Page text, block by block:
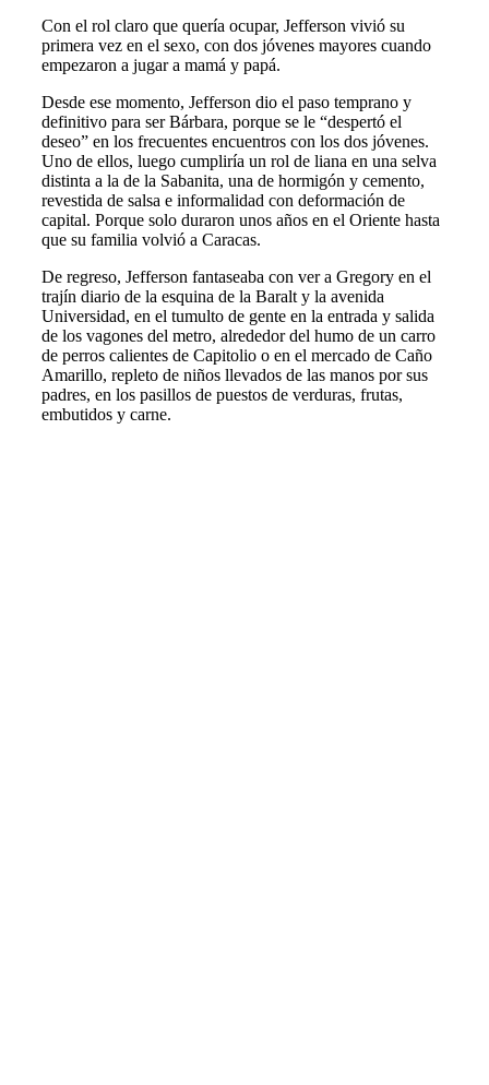
Con el rol claro que quería ocupar, Jefferson vivió su
primera vez en el sexo, con dos jóvenes mayores cuando
empezaron a jugar a mamá y papá.
Desde ese momento, Jefferson dio el paso temprano y
definitivo para ser Bárbara, porque se le “despertó el
deseo” en los frecuentes encuentros con los dos jóvenes.
Uno de ellos, luego cumpliría un rol de liana en una selva
distinta a la de la Sabanita, una de hormigón y cemento,
revestida de salsa e informalidad con deformación de
capital. Porque solo duraron unos años en el Oriente hasta
que su familia volvió a Caracas.
De regreso, Jefferson fantaseaba con ver a Gregory en el
trajín diario de la esquina de la Baralt y la avenida
Universidad, en el tumulto de gente en la entrada y salida
de los vagones del metro, alrededor del humo de un carro
de perros calientes de Capitolio o en el mercado de Caño
Amarillo, repleto de niños llevados de las manos por sus
padres, en los pasillos de puestos de verduras, frutas,
embutidos y carne.